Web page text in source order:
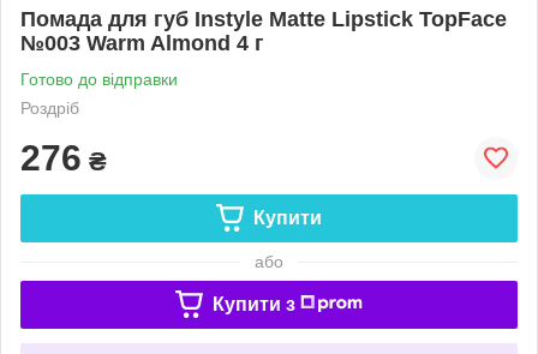
Помада для губ Instyle Matte Lipstick TopFace
№003 Warm Almond 4 г
Готово до відправки
Роздріб
276 ₴
Купити
або
Купити з